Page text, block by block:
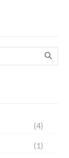
(4)
(1)